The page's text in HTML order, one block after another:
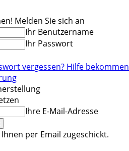
Melden Sie sich an
Ihr Benutzername
Ihr Passwort
vergessen? Hilfe bekommen
Ihre E-Mail-Adresse
per Email zugeschickt.